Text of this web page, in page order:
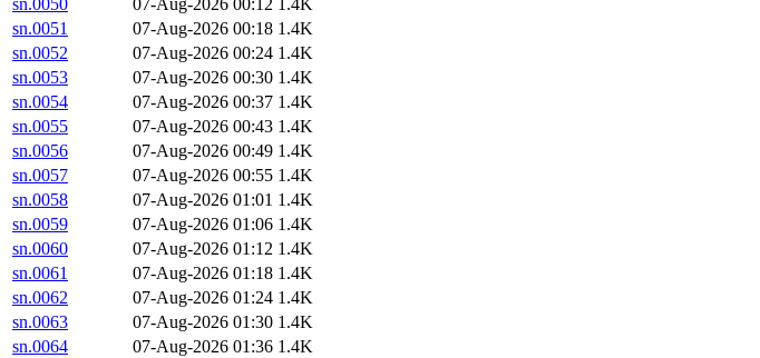
sn.0050
07-Aug-2026 00:12 1.4K
sn.0051
07-Aug-2026 00:18 1.4K
sn.0052
07-Aug-2026 00:24 1.4K
sn.0053
07-Aug-2026 00:30 1.4K
sn.0054
07-Aug-2026 00:37 1.4K
sn.0055
07-Aug-2026 00:43 1.4K
sn.0056
07-Aug-2026 00:49 1.4K
sn.0057
07-Aug-2026 00:55 1.4K
sn.0058
07-Aug-2026 01:01 1.4K
sn.0059
07-Aug-2026 01:06 1.4K
sn.0060
07-Aug-2026 01:12 1.4K
sn.0061
07-Aug-2026 01:18 1.4K
sn.0062
07-Aug-2026 01:24 1.4K
sn.0063
07-Aug-2026 01:30 1.4K
sn.0064
07-Aug-2026 01:36 1.4K